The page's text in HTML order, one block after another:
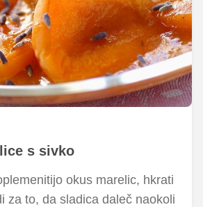
s sivko
okus marelic, hkrati
za to, da sladica daleč naokoli